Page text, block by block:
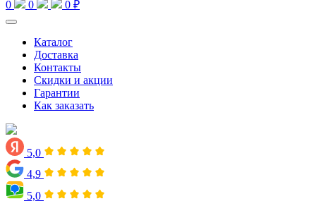
0
0 0 ₽
Каталог
Доставка
Контакты
Скидки и акции
Гарантии
Как заказать
5,0
4,9
5,0